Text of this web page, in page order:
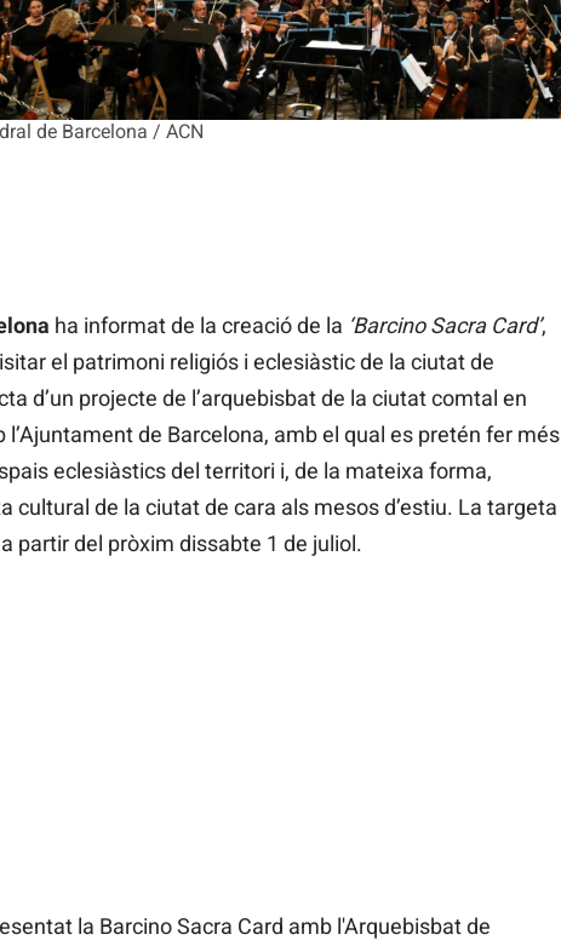
de Barcelona / ACN
ha informat de la creació de la ‘Barcino Sacra Card’,
el patrimoni religiós i eclesiàstic de la ciutat de
d’un projecte de l’arquebisbat de la ciutat comtal en
l’Ajuntament de Barcelona, amb el qual es pretén fer més
eclesiàstics del territori i, de la mateixa forma,
cultural de la ciutat de cara als mesos d’estiu. La targeta
partir del pròxim dissabte 1 de juliol.
la Barcino Sacra Card amb l'Arquebisbat de